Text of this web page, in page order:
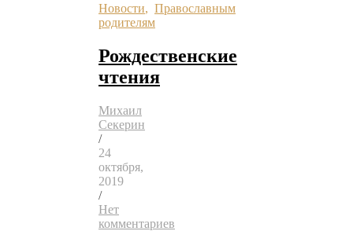
Новости, Православным
родителям
Рождественские
чтения
Михаил
Секерин
/
24
октября,
2019
/
Нет
комментариев